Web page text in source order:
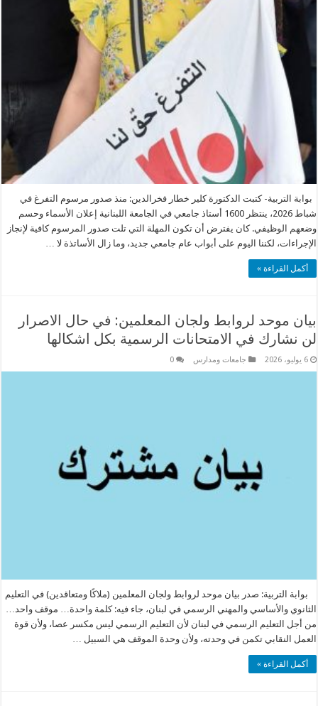
بوابة التربية- كتبت الدكتورة كلير خطار فخرالدين: منذ صدور مرسوم التفرغ في
شباط 2026، ينتظر 1600 أستاذ جامعي في الجامعة اللبنانية إعلان الأسماء وحسم
وضعهم الوظيفي. كان يفترض أن تكون المهلة التي تلت صدور المرسوم كافية لإنجاز
الإجراءات، لكننا اليوم على أبواب عام جامعي جديد، وما زال الأساتذة لا …
أكمل القراءة »
بيان موحد لروابط ولجان المعلمين: في حال الاصرار
لن نشارك في الامتحانات الرسمية بكل اشكالها
6 يوليو، 2026 جامعات ومدارس 0
بوابة التربية: صدر بيان موحد لروابط ولجان المعلمين (ملاكًا ومتعاقدين) في التعليم
الثانوي والأساسي والمهني الرسمي في لبنان، جاء فيه: كلمة واحدة… موقف واحد…
من أجل التعليم الرسمي في لبنان لأن التعليم الرسمي ليس مكسر عصا، ولأن قوة
العمل النقابي تكمن في وحدته، ولأن وحدة الموقف هي السبيل …
أكمل القراءة »